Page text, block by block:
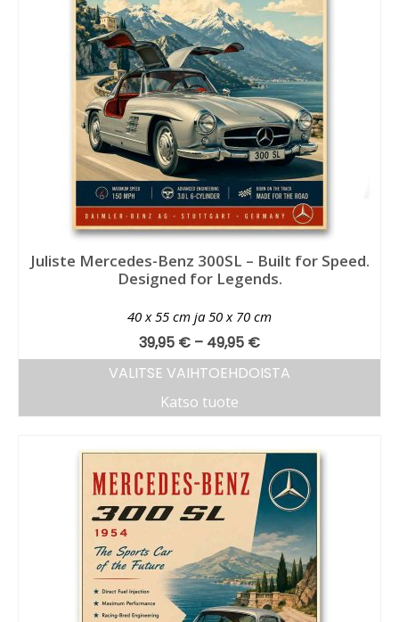
Juliste Mercedes-Benz 300SL – Built for Speed.
Designed for Legends.
40 x 55 cm ja 50 x 70 cm
39,95 € – 49,95 €
VALITSE VAIHTOEHDOISTA
Katso tuote